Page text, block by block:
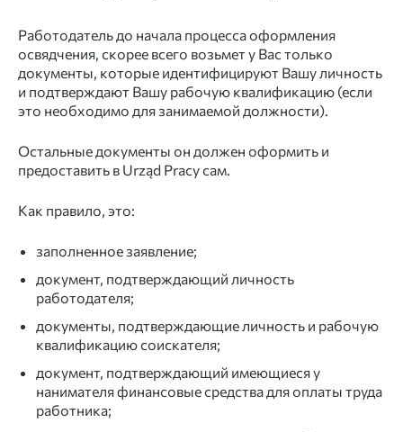
Работодатель до начала процесса оформления
освядчения, скорее всего возьмет у Вас только
документы, которые идентифицируют Вашу личность
и подтверждают Вашу рабочую квалификацию (если
это необходимо для занимаемой должности).
Остальные документы он должен оформить и
предоставить в Urząd Pracy сам.
Как правило, это:
заполненноезаявление;
документ, подтверждающий личность
работодателя;
документы, подтверждающие личность и рабочую
квалификацию соискателя;
документ, подтверждающий имеющиеся у
нанимателя финансовые средства для оплаты труда
работника;